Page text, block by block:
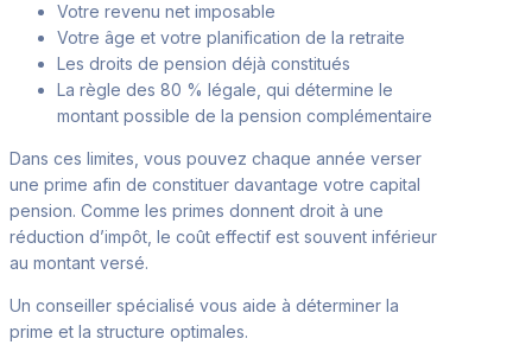
Votre revenu net imposable
Votre âge et votre planification de la retraite
Les droits de pension déjà constitués
La règle des 80 % légale, qui détermine le
montant possible de la pension complémentaire
Dans ces limites , vous pouvez chaque année verser
une prime afin de constituer davantage votre capital
pension. Comme les primes donnent droit à une
réduction d’impôt, le coût effectif est souvent inférieur
au montant versé.
Un conseiller spécialisé vous aide à déterminer la
prime et la structure optimales.